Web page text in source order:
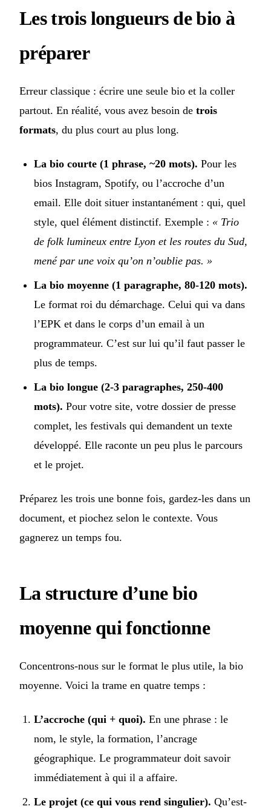
Les trois longueurs de bio à
préparer
Erreur classique : écrire une seule bio et la coller
partout. En réalité, vous avez besoin de trois
formats, du plus court au plus long.
La bio courte (1 phrase, ~20 mots). Pour les
bios Instagram, Spotify, ou l’accroche d’un
email. Elle doit situer instantanément : qui, quel
style, quel élément distinctif. Exemple : « Trio
de folk lumineux entre Lyon et les routes du Sud,
mené par une voix qu’on n’oublie pas. »
La bio moyenne (1 paragraphe, 80-120 mots).
Le format roi du démarchage. Celui qui va dans
l’EPK et dans le corps d’un email à un
programmateur. C’est sur lui qu’il faut passer le
plus de temps.
La bio longue (2-3 paragraphes, 250-400
mots). Pour votre site, votre dossier de presse
complet, les festivals qui demandent un texte
développé. Elle raconte un peu plus le parcours
et le projet.
Préparez les trois une bonne fois, gardez-les dans un
document, et piochez selon le contexte. Vous
gagnerez un temps fou.
La structure d’une bio
moyenne qui fonctionne
Concentrons-nous sur le format le plus utile, la bio
moyenne. Voici la trame en quatre temps :
L’accroche (qui + quoi). En une phrase : le
nom, le style, la formation, l’ancrage
géographique. Le programmateur doit savoir
immédiatement à qui il a affaire.
Le projet (ce qui vous rend singulier). Qu’est-